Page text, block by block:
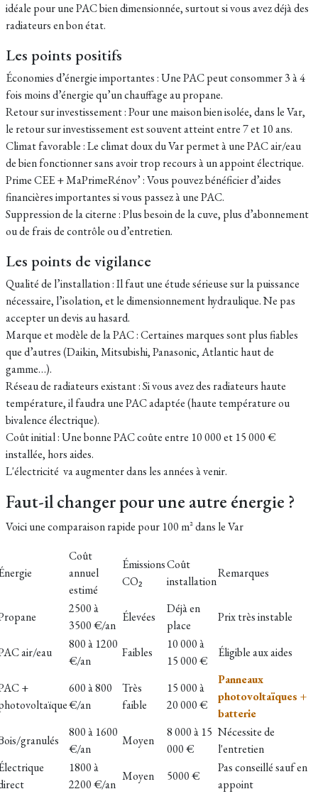
idéale pour une PAC bien dimensionnée, surtout si vous avez déjà des
radiateurs en bon état.
Les points positifs
Économies d’énergie importantes : Une PAC peut consommer 3 à 4
fois moins d’énergie qu’un chauffage au propane.
Retour sur investissement : Pour une maison bien isolée, dans le Var,
le retour sur investissement est souvent atteint entre 7 et 10 ans.
Climat favorable : Le climat doux du Var permet à une PAC air/eau
de bien fonctionner sans avoir trop recours à un appoint électrique.
Prime CEE + MaPrimeRénov’ : Vous pouvez bénéficier d’aides
financières importantes si vous passez à une PAC.
Suppression de la citerne : Plus besoin de la cuve, plus d’abonnement
ou de frais de contrôle ou d’entretien.
Les points de vigilance
Qualité de l’installation : Il faut une étude sérieuse sur la puissance
nécessaire, l’isolation, et le dimensionnement hydraulique. Ne pas
accepter un devis au hasard.
Marque et modèle de la PAC : Certaines marques sont plus fiables
que d’autres (Daikin, Mitsubishi, Panasonic, Atlantic haut de
gamme…).
Réseau de radiateurs existant : Si vous avez des radiateurs haute
température, il faudra une PAC adaptée (haute température ou
bivalence électrique).
Coût initial : Une bonne PAC coûte entre 10 000 et 15 000 €
installée, hors aides.
L'électricité va augmenter dans les années à venir.
Faut-il changer pour une autre énergie ?
Voici une comparaison rapide pour 100 m² dans le Var
Coût
annuel
estimé
Émissions
CO₂
Coût
installation
Remarques
2500 à
3500 €/an
Élevées
Déjà en
place
Prix très instable
air/eau
800 à 1200
€/an
Faibles
10 000 à
15 000 €
Éligible aux aides
+
600 à 800
€/an
Très
faible
15 000 à
20 000 €
Panneaux
photovoltaïques +
batterie
granulés
800 à 1600
€/an
Moyen
8 000 à 15
000 €
Nécessite de
l'entretien
1800 à
2200 €/an
Moyen 5000 €
Pas conseillé sauf en
appoint